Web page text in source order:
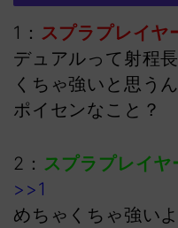
1： スプラプレイヤ
デュアルって射程
くちゃ強いと思う
ポイセンなこと？
2： スプラプレイヤ
>>1
めちゃくちゃ強いよ